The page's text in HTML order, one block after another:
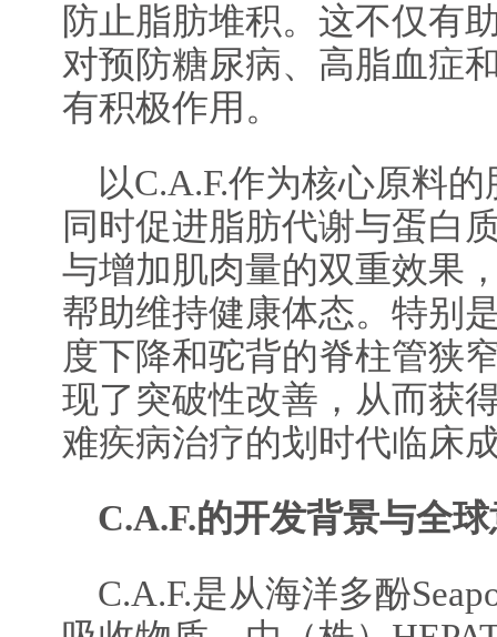
防止脂肪堆积。这不仅有
对预防糖尿病、高脂血症
有积极作用。
以C.A.F.作为核心原料
同时促进脂肪代谢与蛋白
与增加肌肉量的双重效果
帮助维持健康体态。特别
度下降和驼背的脊柱管狭
现了突破性改善，从而获
难疾病治疗的划时代临床
C.A.F.的开发背景与全
C.A.F.是从海洋多酚